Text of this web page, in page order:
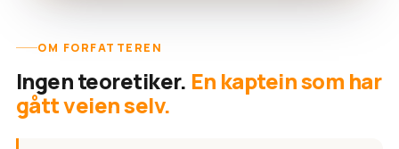
OM FORFATTEREN
Ingen teoretiker. En kaptein som har
gått veien selv.